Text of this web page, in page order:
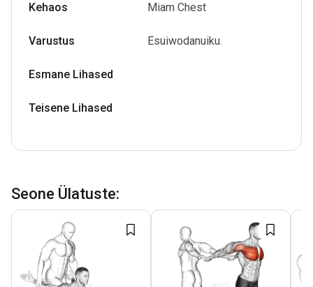
Kehaos Miam Chest
Varustus Esuiwodanuiku.
Esmane Lihased
Teisene Lihased
Seone Ülatuste: